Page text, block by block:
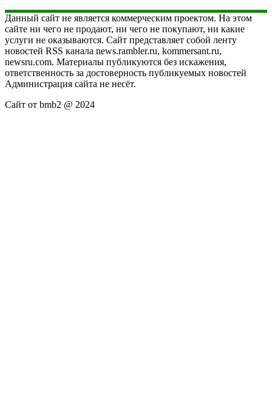
Данный сайт не является коммерческим проектом. На этом
сайте ни чего не продают, ни чего не покупают, ни какие
услуги не оказываются. Сайт представляет собой ленту
новостей RSS канала news.rambler.ru, kommersant.ru,
newsru.com. Материалы публикуются без искажения,
ответственность за достоверность публикуемых новостей
Администрация сайта не несёт.
Сайт от bmb2 @ 2024